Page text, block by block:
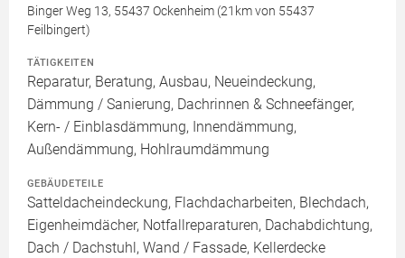
Binger Weg 13, 55437 Ockenheim (21km von 55437
Feilbingert)
TÄTIGKEITEN
Reparatur, Beratung, Ausbau, Neueindeckung,
Dämmung / Sanierung, Dachrinnen & Schneefänger,
Kern- / Einblasdämmung, Innendämmung,
Außendämmung, Hohlraumdämmung
GEBÄUDETEILE
Satteldacheindeckung, Flachdacharbeiten, Blechdach,
Eigenheimdächer, Notfallreparaturen, Dachabdichtung,
Dach / Dachstuhl, Wand / Fassade, Kellerdecke